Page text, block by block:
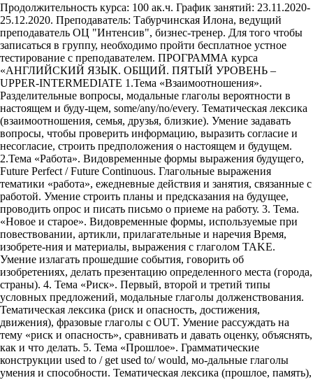
Продолжительность курса: 100 ак.ч. График занятий: 23.11.2020-
25.12.2020. Преподаватель: Табурчинская Илона, ведущий
преподаватель ОЦ "Интенсив", бизнес-тренер. Для того чтобы
записаться в группу, необходимо пройти бесплатное устное
тестирование с преподавателем. ПРОГРАММА курса
«АНГЛИЙСКИЙ ЯЗЫК. ОБЩИЙ. ПЯТЫЙ УРОВЕНЬ –
UPPER-INTERMEDIATE 1.Тема «Взаимоотношения».
Разделительные вопросы, модальные глаголы вероятности в
настоящем и буду-щем, some/any/no/every. Тематическая лексика
(взаимоотношения, семья, друзья, близкие). Умение задавать
вопросы, чтобы проверить информацию, выразить согласие и
несогласие, строить предположения о настоящем и будущем.
2.Тема «Работа». Видовременные формы выражения будущего,
Future Perfect / Future Continuous. Глагольные выражения
тематики «работа», ежедневные действия и занятия, связанные с
работой. Умение строить планы и предсказания на будущее,
проводить опрос и писать письмо о приеме на работу. 3. Тема.
«Новое и старое». Видовременные формы, используемые при
повествовании, артикли, прилагательные и наречия Время,
изобрете-ния и материалы, выражения с глаголом TAKE.
Умение излагать прошедшие события, говорить об
изобретениях, делать презентацию определенного места (города,
страны). 4. Тема «Риск». Первый, второй и третий типы
условных предложений, модальные глаголы долженствования.
Тематическая лексика (риск и опасность, достижения,
движения), фразовые глаголы с OUT. Умение рассуждать на
тему «риск и опасность», сравнивать и давать оценку, объяснять,
как и что делать. 5. Тема «Прошлое». Грамматические
конструкции used to / get used to/ would, мо-дальные глаголы
умения и способности. Тематическая лексика (прошлое, память),